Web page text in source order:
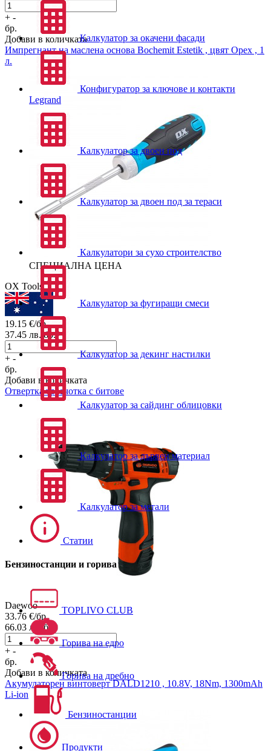
+ -
бр.
Добави в количката
Импрегнант на маслена основа Bоchemit Estetik , цвят Орех , 1
л.
СПЕЦИАЛНА ЦЕНА
OX Tools
19.15 €/бр.
37.45 лв./бр.
+ -
бр.
Добави в количката
Отвертка тресчотка с битове
Daewoo
33.76 €/бр.
66.03 лв./бр.
+ -
бр.
Добави в количката
Акумулаторен винтоверт DALD1210 , 10.8V, 18Nm, 1300mAh
Li-ion
Калкулатор за окачени фасади
Конфигуратор за ключове и контакти
Legrand
Калкулатор за двоен под
Калкулатор за двоен под за тераси
Калкулатори за сухо строителство
Калкулатор за фугиращи смеси
Калкулатор за декинг настилки
Калкулатор за сайдинг облицовки
Калкулатор за дървен материал
Калкулатор за метали
Статии
Бензиностанции и горива
TOPLIVO CLUB
Горива на едро
Горива на дребно
Бензиностанции
Продукти